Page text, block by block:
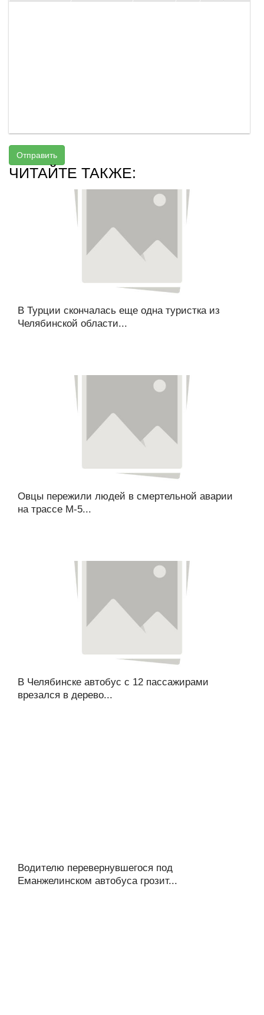
Отправить
ЧИТАЙТЕ ТАКЖЕ:
В Турции скончалась еще одна туристка из
Челябинской области...
Овцы пережили людей в смертельной аварии
на трассе М-5...
В Челябинске автобус с 12 пассажирами
врезался в дерево...
Водителю перевернувшегося под
Еманжелинском автобуса грозит...